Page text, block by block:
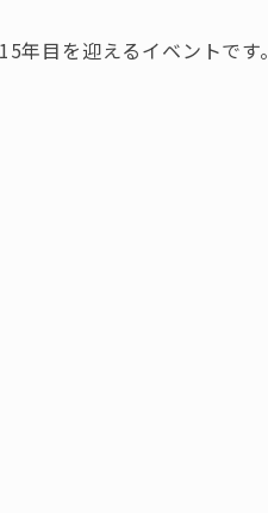
年目を迎えるイベントです。